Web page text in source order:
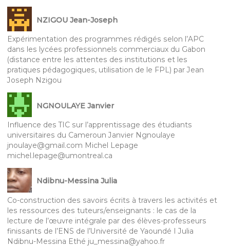
NZIGOU Jean-Joseph
Expérimentation des programmes rédigés selon l’APC
dans les lycées professionnels commerciaux du Gabon
(distance entre les attentes des institutions et les
pratiques pédagogiques, utilisation de le FPL) par Jean
Joseph Nzigou
NGNOULAYE Janvier
Influence des TIC sur l’apprentissage des étudiants
universitaires du Cameroun Janvier Ngnoulaye
jnoulaye@gmail.com Michel Lepage
michel.lepage@umontreal.ca
Ndibnu-Messina Julia
Co-construction des savoirs écrits à travers les activités et
les ressources des tuteurs/enseignants : le cas de la
lecture de l’œuvre intégrale par des élèves-professeurs
finissants de l’ENS de l’Université de Yaoundé I Julia
Ndibnu-Messina Ethé ju_messina@yahoo.fr